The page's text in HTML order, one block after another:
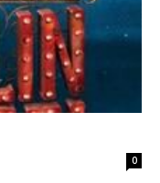
0